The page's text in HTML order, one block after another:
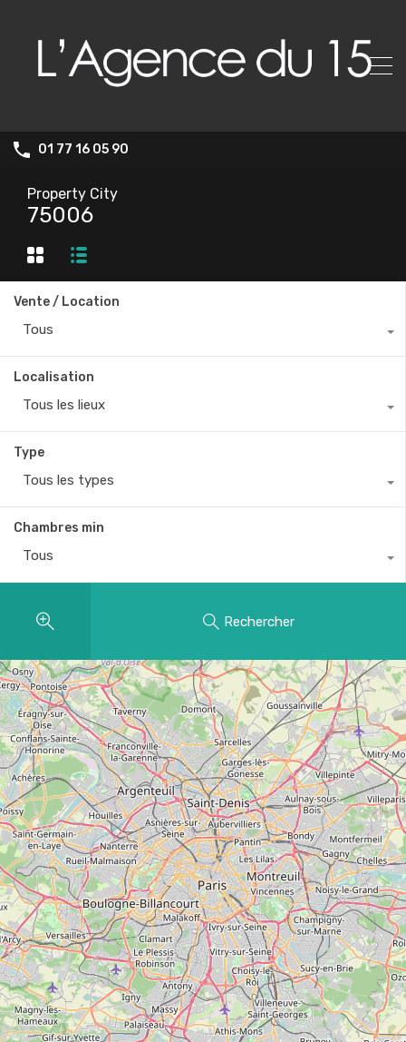
01 77 16 05 90
Property City
75006
Vente / Location
Tous
Localisation
Tous les lieux
Type
Tous les types
Chambres min
Tous
Rechercher